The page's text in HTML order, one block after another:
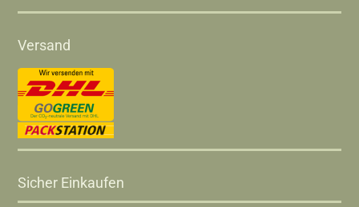
Versand
Sicher Einkaufen